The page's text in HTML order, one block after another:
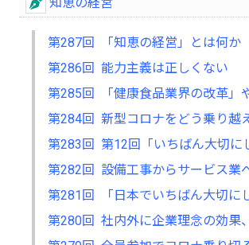
第286回 能力主義は正しくない
第282回 設備工事からサービス業